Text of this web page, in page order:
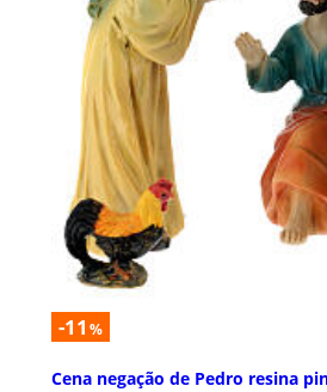
-11 %
Cena negação de Pedro resina